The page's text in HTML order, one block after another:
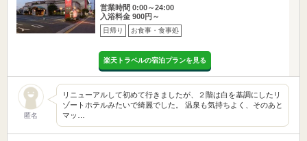
営業時間 0:00～24:00
入浴料金 900円～
日帰り お食事・食事処
楽天トラベルの宿泊プランを見る
匿名
リニューアルして初めて行きましたが、２階は白を基調にしたリ
ゾートホテルみたいで綺麗でした。 温泉も気持ちよく、そのあと
マッ…